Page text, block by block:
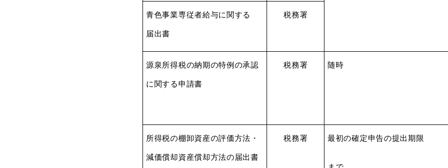
青色事業専従者給与に関する
届出書
税務署
源泉所得税の納期の特例の承認
に関する 申請書
税務署 随時
所得税の棚卸資産の評価方法・
減価償却資産償却方法の届出書
税務署 最初の確定申告の提出期限